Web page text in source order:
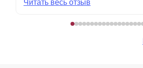
Читать весь отзыв